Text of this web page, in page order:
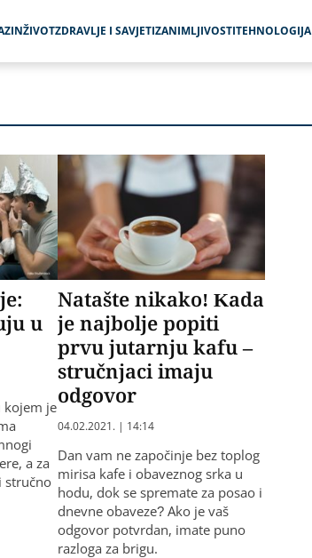
ŽIVOTZDRAVLJE I SAVJETIZANIMLJIVOSTITEHNOLOGIJA
u
kojem je
a za
stručno
Natašte nikako! Kada
je najbolje popiti
prvu jutarnju kafu –
stručnjaci imaju
odgovor
04.02.2021. | 14:14
Dan vam ne započinje bez toplog
mirisa kafe i obaveznog srka u
hodu, dok se spremate za posao i
dnevne obaveze? Ako je vaš
odgovor potvrdan, imate puno
razloga za brigu.